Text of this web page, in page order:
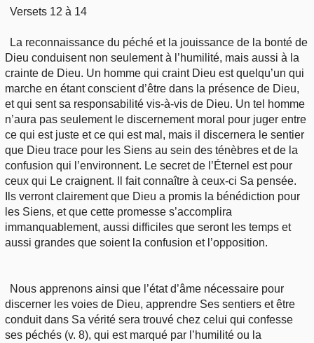
Versets 12 à 14
La reconnaissance du péché et la jouissance de la bonté de
Dieu conduisent non seulement à l’humilité, mais aussi à la
crainte de Dieu. Un homme qui craint Dieu est quelqu’un qui
marche en étant conscient d’être dans la présence de Dieu,
et qui sent sa responsabilité vis-à-vis de Dieu. Un tel homme
n’aura pas seulement le discernement moral pour juger entre
ce qui est juste et ce qui est mal, mais il discernera le sentier
que Dieu trace pour les Siens au sein des ténèbres et de la
confusion qui l’environnent. Le secret de l’Éternel est pour
ceux qui Le craignent. Il fait connaître à ceux-ci Sa pensée.
Ils verront clairement que Dieu a promis la bénédiction pour
les Siens, et que cette promesse s’accomplira
immanquablement, aussi difficiles que seront les temps et
aussi grandes que soient la confusion et l’opposition.
Nous apprenons ainsi que l’état d’âme nécessaire pour
discerner les voies de Dieu, apprendre Ses sentiers et être
conduit dans Sa vérité sera trouvé chez celui qui confesse
ses péchés (v. 8), qui est marqué par l’humilité ou la